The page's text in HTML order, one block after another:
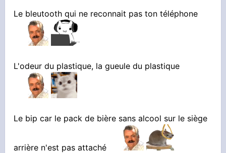
la voiture qui bip au feu rouge
la voiture qui bip car tu vas trop vite
la voiture qui bip car tu as regardé plus de 0.67
seconde ailleurs que devant
la voiture qui bip car ta main gauche te gratte
Le bleutooth qui ne reconnait pas ton téléphone
L'odeur du plastique, la gueule du plastique
Le bip car le pack de bière sans alcool sur le siège
arrière n'est pas attaché